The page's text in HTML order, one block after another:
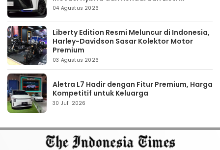
04 Agustus 2026
Liberty Edition Resmi Meluncur di Indonesia,
Harley-Davidson Sasar Kolektor Motor
Premium
03 Agustus 2026
Aletra L7 Hadir dengan Fitur Premium, Harga
Kompetitif untuk Keluarga
30 Juli 2026